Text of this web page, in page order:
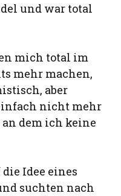
und war total
mich total im
mehr machen,
aber
nicht mehr
dem ich keine
Idee eines
suchten nach